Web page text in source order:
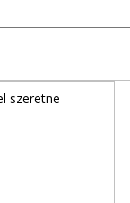
szeretne